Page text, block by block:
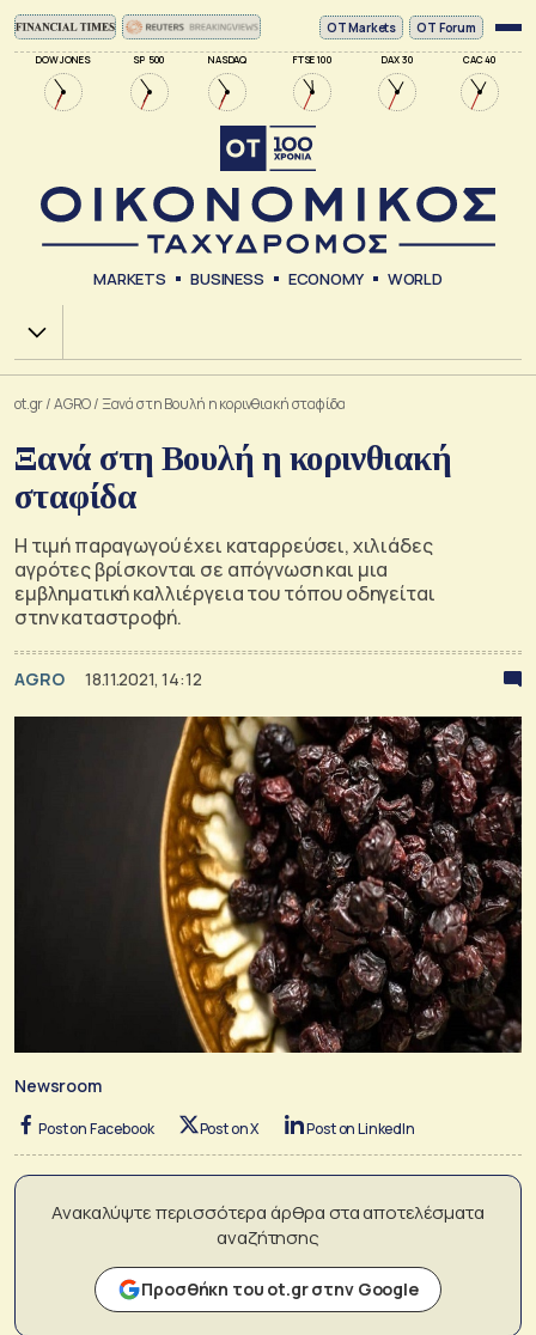
DOW JONES SP 500 NASDAQ FTSE 100 DAX 30 CAC 40
ΟΤ Markets OT Forum
MARKETS BUSINESS ECONOMY WORLD
Χ.Α.
ot.gr/AGRO/ Ξανά στη Βουλή η κορινθιακή σταφίδα
Ξανά στη Βουλή η κορινθιακή
σταφίδα
Η τιμή παραγωγού έχει καταρρεύσει, χιλιάδες
αγρότες βρίσκονται σε απόγνωση και μια
εμβληματική καλλιέργεια του τόπου οδηγείται
στην καταστροφή.
AGRO 18.11.2021, 14:12
Newsroom
Post on Facebook Post on X Post on LinkedIn
Ανακαλύψτε περισσότερα άρθρα στα αποτελέσματα
αναζήτησης
Προσθήκη του ot.gr στην Google